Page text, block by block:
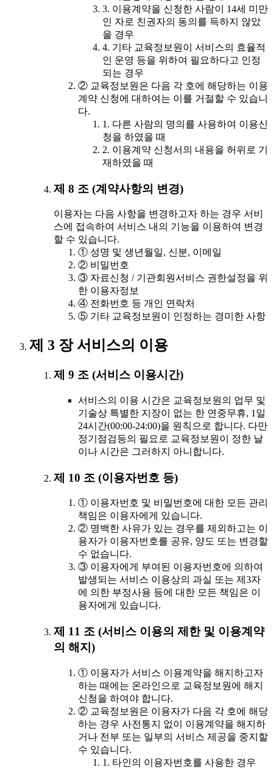
3. 이용계약을 신청한 사람이 14세 미만
인 자로 친권자의 동의를 득하지 않았
을 경우
4. 기타 교육정보원이 서비스의 효율적
인 운영 등을 위하여 필요하다고 인정
되는 경우
② 교육정보원은 다음 각 호에 해당하는 이용
계약 신청에 대하여는 이를 거절할 수 있습니
다.
1. 다른 사람의 명의를 사용하여 이용신
청을 하였을 때
2. 이용계약 신청서의 내용을 허위로 기
재하였을 때
제 8 조 (계약사항의 변경)
이용자는 다음 사항을 변경하고자 하는 경우 서비
스에 접속하여 서비스 내의 기능을 이용하여 변경
할 수 있습니다.
① 성명 및 생년월일, 신분, 이메일
② 비밀번호
③ 자료신청 / 기관회원서비스 권한설정을 위
한 이용자정보
④ 전화번호 등 개인 연락처
⑤ 기타 교육정보원이 인정하는 경미한 사항
제 3 장 서비스의 이용
제 9 조 (서비스 이용시간)
서비스의 이용 시간은 교육정보원의 업무 및
기술상 특별한 지장이 없는 한 연중무휴, 1일
24시간(00:00-24:00)을 원칙으로 합니다. 다만
정기점검등의 필요로 교육정보원이 정한 날
이나 시간은 그러하지 아니합니다.
제 10 조 (이용자번호 등)
① 이용자번호 및 비밀번호에 대한 모든 관리
책임은 이용자에게 있습니다.
② 명백한 사유가 있는 경우를 제외하고는 이
용자가 이용자번호를 공유, 양도 또는 변경할
수 없습니다.
③ 이용자에게 부여된 이용자번호에 의하여
발생되는 서비스 이용상의 과실 또는 제3자
에 의한 부정사용 등에 대한 모든 책임은 이
용자에게 있습니다.
제 11 조 (서비스 이용의 제한 및 이용계약
의 해지)
① 이용자가 서비스 이용계약을 해지하고자
하는 때에는 온라인으로 교육정보원에 해지
신청을 하여야 합니다.
② 교육정보원은 이용자가 다음 각 호에 해당
하는 경우 사전통지 없이 이용계약을 해지하
거나 전부 또는 일부의 서비스 제공을 중지할
수 있습니다.
1. 타인의 이용자번호를 사용한 경우